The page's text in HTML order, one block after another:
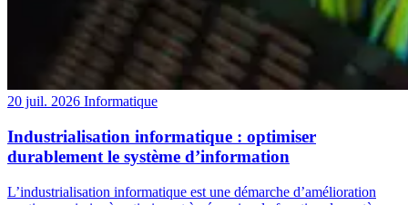
20 juil. 2026 Informatique
Industrialisation informatique : optimiser
durablement le système d’information
L’industrialisation informatique est une démarche d’amélioration